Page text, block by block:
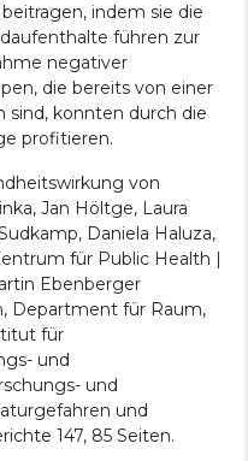
indem sie die
führen zur
negativer
die bereits von einer
sind, konnten durch die
profitieren.
von
Jan Höltge, Laura
Daniela Haluza,
für Public Health |
Ebenberger
Department für Raum,
für
und
und
und
147, 85 Seiten.